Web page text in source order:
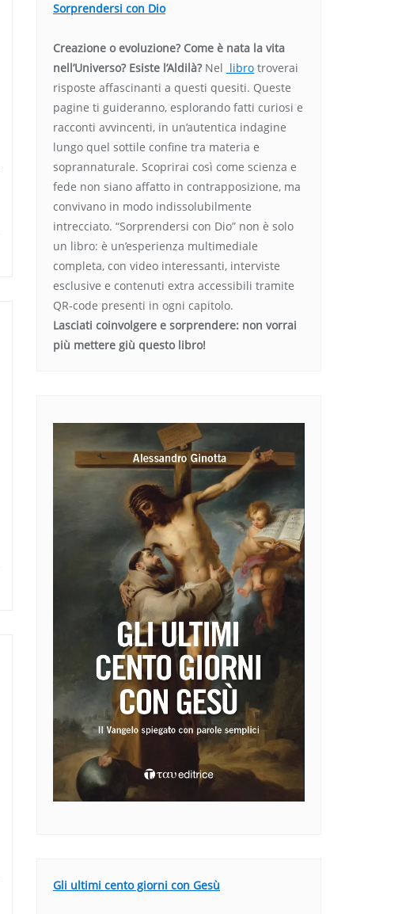
Sorprendersi con Dio
Creazione o evoluzione? Come è nata la vita
nell’Universo? Esiste l’Aldilà? Nel libro troverai
risposte affascinanti a questi quesiti. Queste
pagine ti guideranno, esplorando fatti curiosi e
racconti avvincenti, in un’autentica indagine
lungo quel sottile confine tra materia e
soprannaturale. Scoprirai così come scienza e
fede non siano affatto in contrapposizione, ma
convivano in modo indissolubilmente
intrecciato. “Sorprendersi con Dio” non è solo
un libro: è un’esperienza multimediale
completa, con video interessanti, interviste
esclusive e contenuti extra accessibili tramite
QR-code presenti in ogni capitolo.
Lasciati coinvolgere e sorprendere: non vorrai
più mettere giù questo libro!
Gli ultimi cento giorni con Gesù